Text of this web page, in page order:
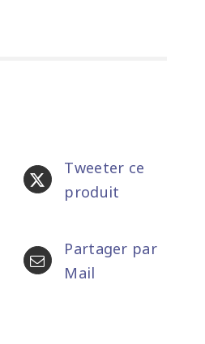
Tweeter ce
produit
Partager par
Mail